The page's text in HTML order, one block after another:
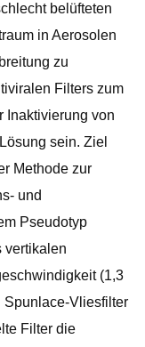
belüfteten
in Aerosolen
zu
Filters zum
Inaktivierung von
sein. Ziel
Methode zur
und
Pseudotyp
vertikalen
(1,3
Spunlace-Vliesfilter
Filter die